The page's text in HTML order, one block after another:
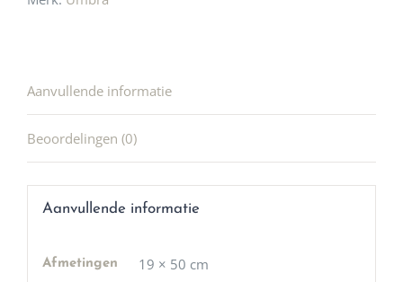
Aanvullende informatie
Beoordelingen (0)
Aanvullende informatie
Afmetingen 19 × 50 cm